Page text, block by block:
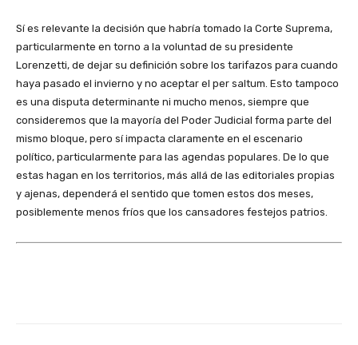
Sí es relevante la decisión que habría tomado la Corte Suprema,
particularmente en torno a la voluntad de su presidente
Lorenzetti, de dejar su definición sobre los tarifazos para cuando
haya pasado el invierno y no aceptar el per saltum. Esto tampoco
es una disputa determinante ni mucho menos, siempre que
consideremos que la mayoría del Poder Judicial forma parte del
mismo bloque, pero sí impacta claramente en el escenario
político, particularmente para las agendas populares. De lo que
estas hagan en los territorios, más allá de las editoriales propias
y ajenas, dependerá el sentido que tomen estos dos meses,
posiblemente menos fríos que los cansadores festejos patrios.